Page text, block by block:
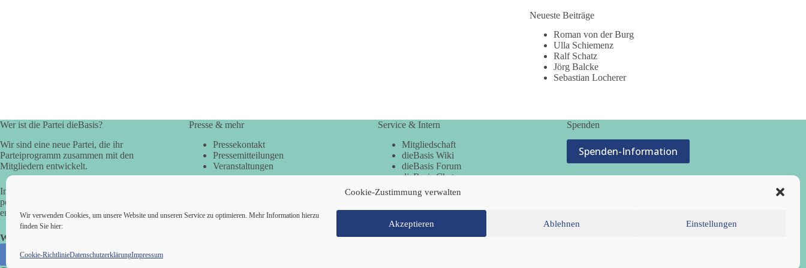
Cookie-Zustimmung verwalten
Wir verwenden Cookies, um unsere Website und unseren Service zu optimieren. Mehr Information hierzu
finden Sie hier:
Akzeptieren Ablehnen Einstellungen
Cookie-RichtlinieDatenschutzerklärungImpressum
Neueste Beiträge
Roman von der Burg
Ulla Schiemenz
Ralf Schatz
Jörg Balcke
Sebastian Locherer
Wer ist die Partei dieBasis?
Wir sind eine neue Partei, die ihr
Parteiprogramm zusammen mit den
Mitgliedern entwickelt.
In der Basisdemokratie werden die
politischen Fragen direkt vom Volk
entschieden.
Wir alle sind die Basis!
Presse & mehr
Pressekontakt
Pressemitteilungen
Veranstaltungen
Service & Intern
Mitgliedschaft
dieBasis Wiki
dieBasis Forum
dieBasis Chat
dieBasis Merchandising
Cookie-Zustimmung
Spenden
Spenden-Information